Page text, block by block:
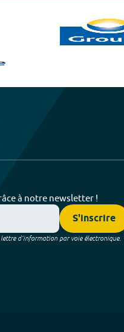
à notre newsletter !
S'inscrire
d’information par voie électronique.